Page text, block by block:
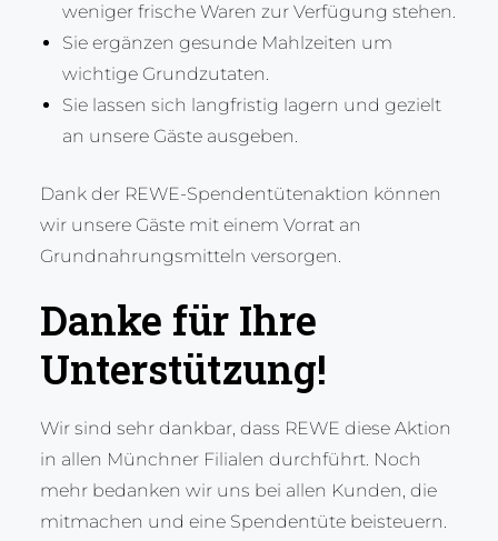
weniger frische Waren zur Verfügung stehen.
Sie ergänzen gesunde Mahlzeiten um
wichtige Grundzutaten.
Sie lassen sich langfristig lagern und gezielt
an unsere Gäste ausgeben.
Dank der REWE-Spendentütenaktion können
wir unsere Gäste mit einem Vorrat an
Grundnahrungsmitteln versorgen.
Danke für Ihre
Unterstützung!
Wir sind sehr dankbar, dass REWE diese Aktion
in allen Münchner Filialen durchführt. Noch
mehr bedanken wir uns bei allen Kunden, die
mitmachen und eine Spendentüte beisteuern.